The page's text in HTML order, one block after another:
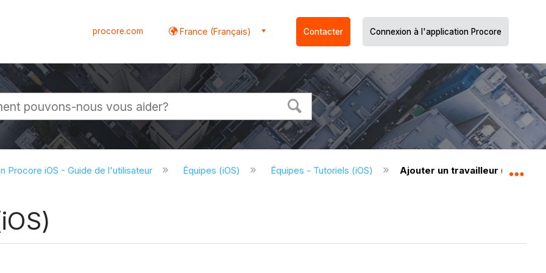
procore.com France (Français) Contacter Connexion à l'application Procore
Procore iOS - Guide de l'utilisateur Équipes (iOS) Équipes - Tutoriels (iOS) Ajouter un travailleur (iOS)